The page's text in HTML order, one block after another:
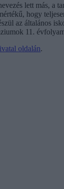
lett más, a
hogy
az általános
11.
oldalán.